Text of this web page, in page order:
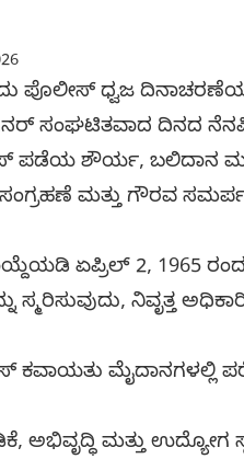
ಪೊಲೀಸ್ ಧ್ವಜ
ಸಂಘಟಿತವಾದ ದಿನದ
ಶೌರ್ಯ, ಬಲಿದಾನ ಮತ್ತು
ಮತ್ತು ಗೌರವ
ಏಪ್ರಿಲ್ 2, 1965
ನಿವೃತ್ತ
ಕವಾಯತು ಮೈದಾನಗಳಲ್ಲಿ
ಅಭಿವೃದ್ಧಿ ಮತ್ತು ಉದ್ಯೋಗ